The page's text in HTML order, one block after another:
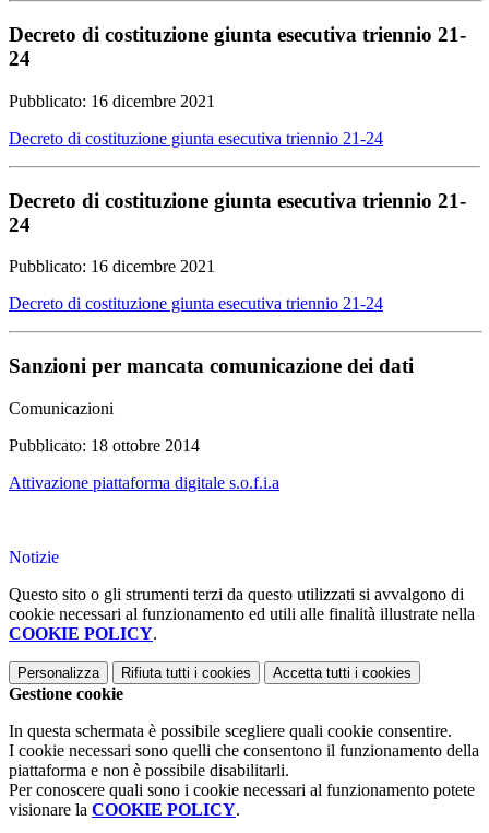
Decreto di costituzione giunta esecutiva triennio 21-
24
Pubblicato: 16 dicembre 2021
Decreto di costituzione giunta esecutiva triennio 21-24
Decreto di costituzione giunta esecutiva triennio 21-
24
Pubblicato: 16 dicembre 2021
Decreto di costituzione giunta esecutiva triennio 21-24
Sanzioni per mancata comunicazione dei dati
Comunicazioni
Pubblicato: 18 ottobre 2014
Attivazione piattaforma digitale s.o.f.i.a
Notizie
Questo sito o gli strumenti terzi da questo utilizzati si avvalgono di
cookie necessari al funzionamento ed utili alle finalità illustrate nella
COOKIE POLICY.
Personalizza Rifiuta tutti i cookies Accetta tutti i cookies
Gestione cookie
In questa schermata è possibile scegliere quali cookie consentire.
I cookie necessari sono quelli che consentono il funzionamento della
piattaforma e non è possibile disabilitarli.
Per conoscere quali sono i cookie necessari al funzionamento potete
visionare la COOKIE POLICY.